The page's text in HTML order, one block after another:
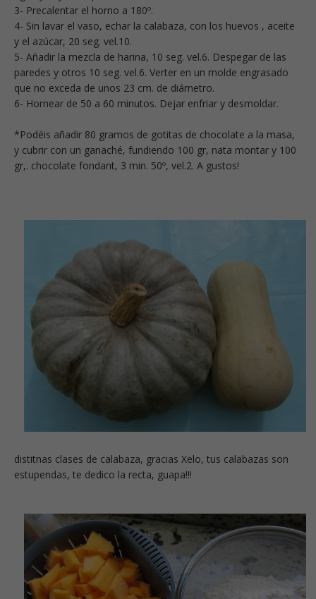
3- Precalentar el horno a 180º.
4- Sin lavar el vaso, echar la calabaza, con los huevos , aceite
y el azúcar, 20 seg. vel.10.
5- Añadir la mezcla de harina, 10 seg. vel.6. Despegar de las
paredes y otros 10 seg. vel.6. Verter en un molde engrasado
que no exceda de unos 23 cm. de diámetro.
6- Hornear de 50 a 60 minutos. Dejar enfriar y desmoldar.
*Podéis añadir 80 gramos de gotitas de chocolate a la masa,
y cubrir con un ganaché, fundiendo 100 gr, nata montar y 100
gr,. chocolate fondant, 3 min. 50º, vel.2. A gustos!
distitnas clases de calabaza, gracias Xelo, tus calabazas son
estupendas, te dedico la recta, guapa!!!